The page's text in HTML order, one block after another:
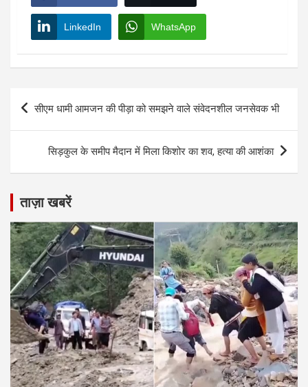
LinkedIn WhatsApp
Post
navigation
सीएम धामी आमजन की पीड़ा को समझने वाले संवेदनशील जनसेवक भी
सिड़कुल के समीप मैदान में मिला किशोर का शव, हत्या की आशंका
ताज़ा खबरें